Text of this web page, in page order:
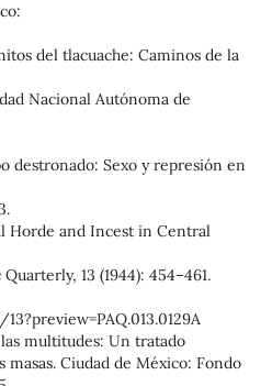
del tlacuache: Caminos de la
Nacional Autónoma de
destronado: Sexo y represión en
Horde and Incest in Central
13 (1944): 454–461.
multitudes: Un tratado
Ciudad de México: Fondo